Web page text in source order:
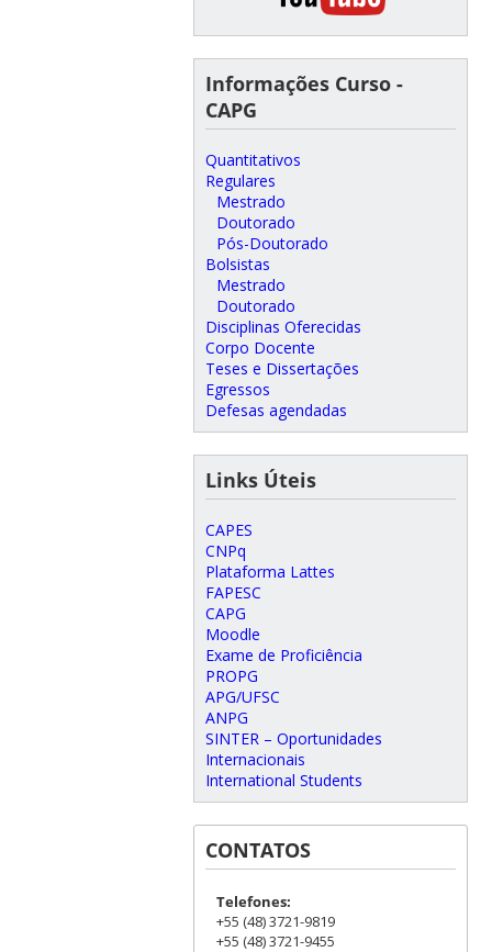
Informações Curso -
CAPG
Quantitativos
Regulares
Mestrado
Doutorado
Pós-Doutorado
Bolsistas
Mestrado
Doutorado
Disciplinas Oferecidas
Corpo Docente
Teses e Dissertações
Egressos
Defesas agendadas
Links Úteis
CAPES
CNPq
Plataforma Lattes
FAPESC
CAPG
Moodle
Exame de Proficiência
PROPG
APG/UFSC
ANPG
SINTER – Oportunidades
Internacionais
International Students
CONTATOS
Telefones:
+55 (48) 3721-9819
+55 (48) 3721-9455